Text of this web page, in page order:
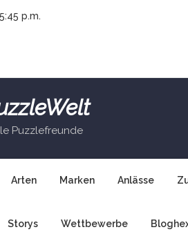
p.m.
Puzzlefreunde
Arten Marken Anlässe
Storys Wettbewerbe